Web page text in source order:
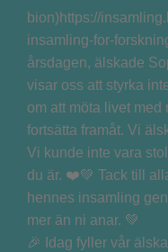
🎉 Idag fyller vår